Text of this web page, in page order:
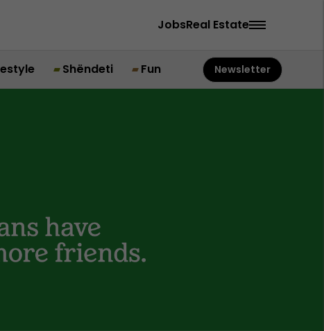
JobsReal Estate
Shëndeti Fun Newsletter